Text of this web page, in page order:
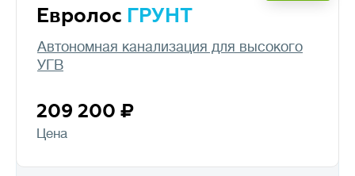
Евролос ГРУНТ
Автономная канализация для высокого
УГВ
209 200
Цена